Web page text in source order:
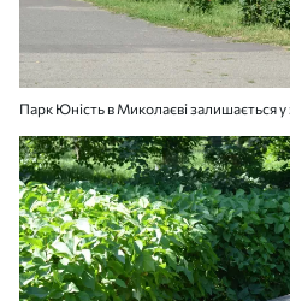
Парк Юність в Миколаєві залишається